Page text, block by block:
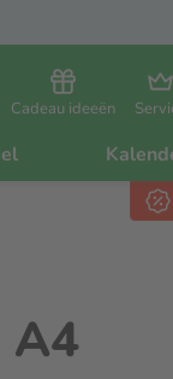
Cadeau ideeën
A4